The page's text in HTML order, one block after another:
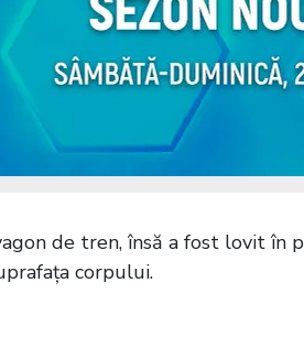
de tren, însă a fost lovit în
corpului.